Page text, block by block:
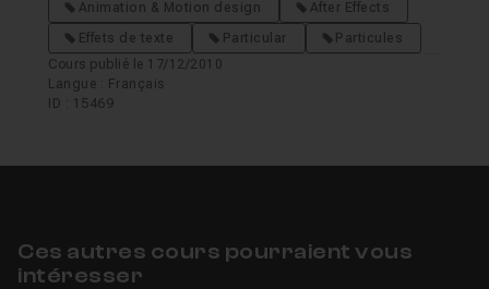
Animation & Motion design
After Effects
Effets de texte
Particular
Particules
Cours publié le 17/12/2010
Langue : Français
ID : 15469
Ces autres cours pourraient vous
intéresser